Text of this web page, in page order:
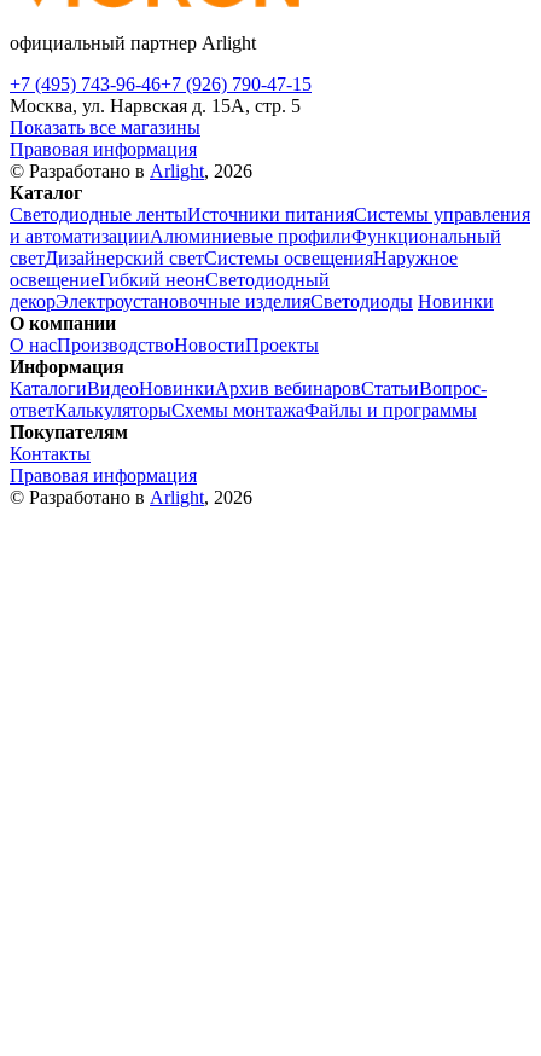
официальный партнер Arlight
+7 (495) 743-96-46+7 (926) 790-47-15
Москва, ул. Нарвская д. 15А, стр. 5
Показать все магазины
Правовая информация
© Разработано в Arlight, 2026
Каталог
Светодиодные лентыИсточники питанияСистемы управления
и автоматизацииАлюминиевые профилиФункциональный
светДизайнерский светСистемы освещенияНаружное
освещениеГибкий неонСветодиодный
декорЭлектроустановочные изделияСветодиоды Новинки
О компании
О насПроизводствоНовостиПроекты
Информация
КаталогиВидеоНовинкиАрхив вебинаровСтатьиВопрос-
ответКалькуляторыСхемы монтажаФайлы и программы
Покупателям
Контакты
Правовая информация
© Разработано в Arlight, 2026